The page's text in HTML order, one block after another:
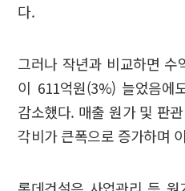
다.
그러나 작년과 비교하면 수
이 611억원(3%) 늘었음에
감소했다. 매출 원가 및 판
각비가 큰폭으로 증가하며